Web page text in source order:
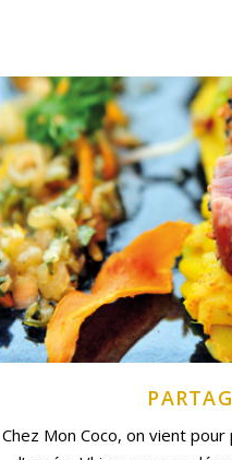
Chez Mon Coco, on vient